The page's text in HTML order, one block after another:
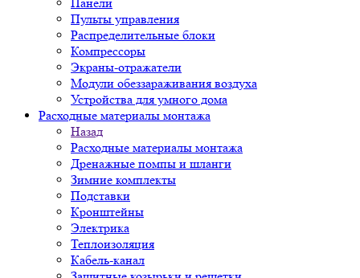
Пульты управления
Распределительные блоки
Компрессоры
Экраны-отражатели
Модули обеззараживания воздуха
Устройства для умного дома
Расходные материалы монтажа
Назад
Расходные материалы монтажа
Дренажные помпы и шланги
Зимние комплекты
Подставки
Кронштейны
Электрика
Теплоизоляция
Кабель-канал